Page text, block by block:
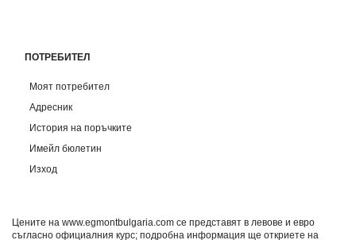
ПОТРЕБИТЕЛ
Моят потребител
Адресник
История на поръчките
Имейл бюлетин
Изход
Цените на www.egmontbulgaria.com се представят в левове и евро
съгласно официалния курс; подробна информация ще откриете на